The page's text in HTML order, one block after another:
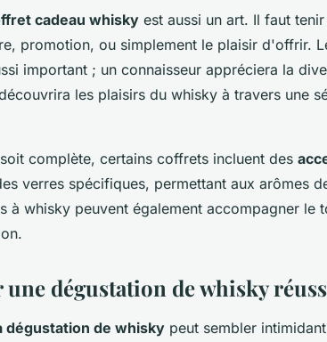
cadeau whisky est aussi un art. Il faut
promotion, ou simplement le plaisir d'offrir.
important ; un connaisseur appréciera la
les plaisirs du whisky à travers une
complète, certains coffrets incluent des
verres spécifiques, permettant aux arômes
à whisky peuvent également accompagner le
une dégustation de whisky
dégustation de whisky peut sembler